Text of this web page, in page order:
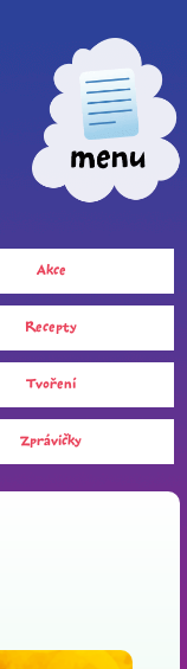
Akce
Recepty
Tvoření
Zprávičky